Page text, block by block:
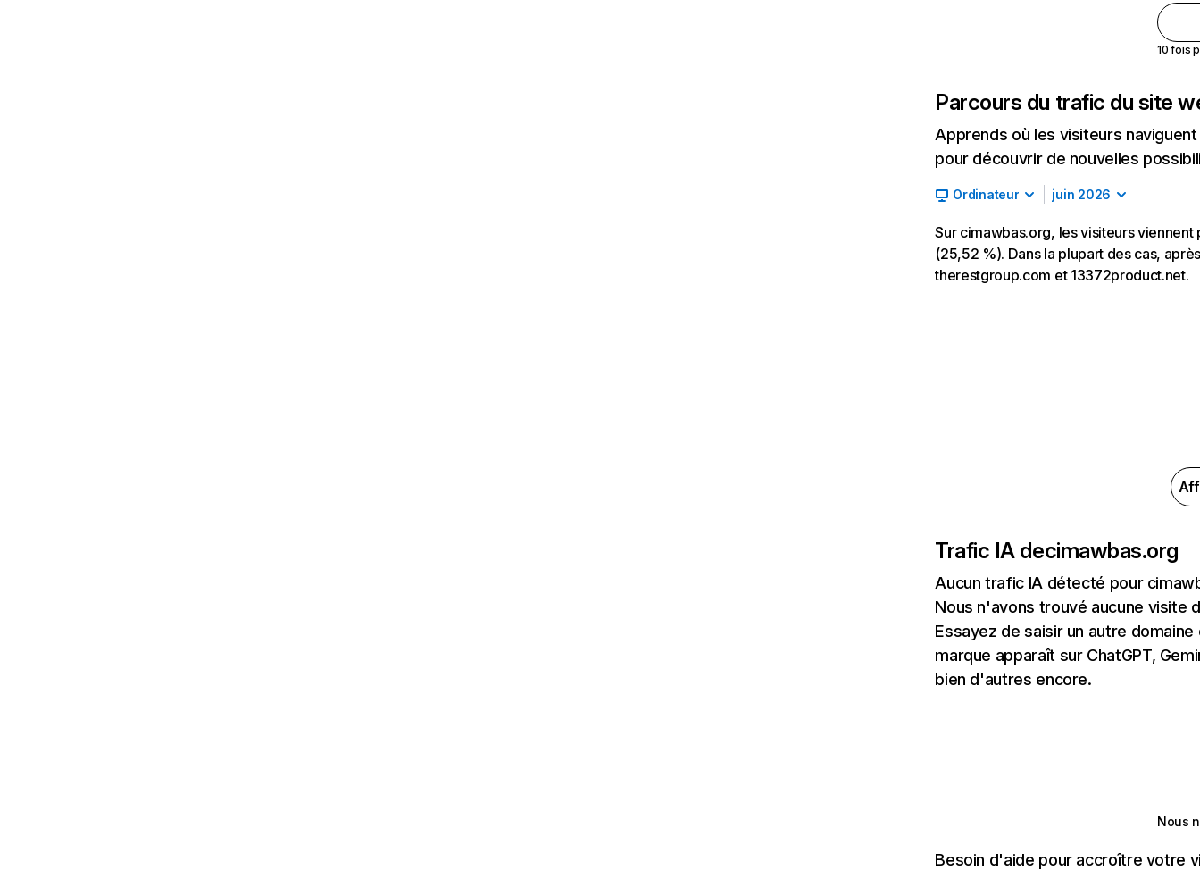
10 fois
Parcours du trafic du site
Apprends où les visiteurs
pour découvrir de nouvelles
Ordinateur juin 2026
Sur cimawbas.org, les visiteurs
(25,52 %). Dans la plupart des cas,
therestgroup.com et 13372product.net.
Trafic IA decimawbas.org
Aucun trafic IA détecté pour
Nous n'avons trouvé aucune visite
Essayez de saisir un autre
marque apparaît sur ChatGPT,
bien d'autres encore.
Nous
Besoin d'aide pour accroître votre